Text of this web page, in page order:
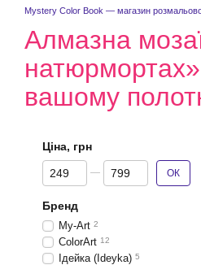
Mystery Color Book — магазин
Алмазна
натюрмортах»
вашому
Ціна, грн
Від Ціна, грн
До Ціна, грн ОК
Бренд
My-Art 2
ColorArt 12
Ідейка (Ideyka) 5